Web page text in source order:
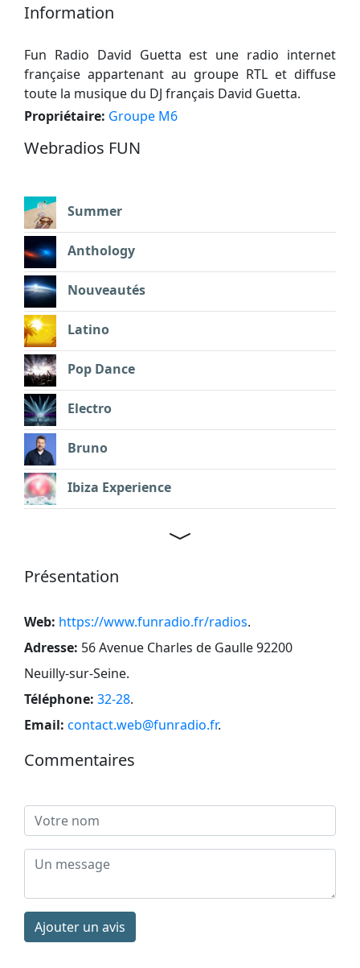
Information
Fun Radio David Guetta est une radio internet
française appartenant au groupe RTL et diffuse
toute la musique du DJ français David Guetta.
Propriétaire: Groupe M6
Webradios FUN
Summer
Anthology
Nouveautés
Latino
Pop Dance
Electro
Bruno
Ibiza Experience
Présentation
Web: https://www.funradio.fr/radios.
Adresse: 56 Avenue Charles de Gaulle 92200
Neuilly-sur-Seine.
Téléphone: 32-28.
Email: contact.web@funradio.fr.
Commentaires
Ajouter un avis